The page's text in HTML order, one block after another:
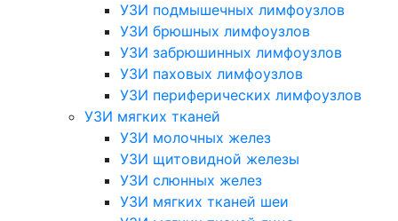
УЗИ подмышечных лимфоузлов
УЗИ брюшных лимфоузлов
УЗИ забрюшинных лимфоузлов
УЗИ паховых лимфоузлов
УЗИ периферических лимфоузлов
УЗИ мягких тканей
УЗИ молочных желез
УЗИ щитовидной железы
УЗИ слюнных желез
УЗИ мягких тканей шеи